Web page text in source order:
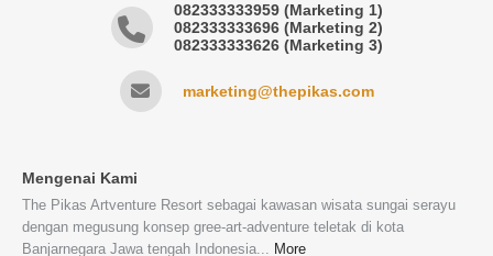
082333333959 (Marketing 1)
082333333696 (Marketing 2)
082333333626 (Marketing 3)
marketing@thepikas.com
Mengenai Kami
The Pikas Artventure Resort sebagai kawasan wisata sungai serayu
dengan megusung konsep gree-art-adventure teletak di kota
Banjarnegara Jawa tengah Indonesia... More